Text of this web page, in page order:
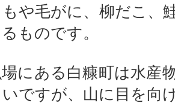
や毛がに、柳だこ、
ものです。
にある白糠町は水産
ですが、山に目を向